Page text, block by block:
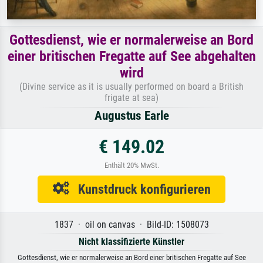
Gottesdienst, wie er normalerweise an Bord
einer britischen Fregatte auf See abgehalten
wird
(Divine service as it is usually performed on board a British
frigate at sea)
Augustus Earle
€ 149.02
Enthält 20% MwSt.
Kunstdruck konfigurieren
1837 · oil on canvas · Bild-ID: 1508073
Nicht klassifizierte Künstler
Gottesdienst, wie er normalerweise an Bord einer britischen Fregatte auf See